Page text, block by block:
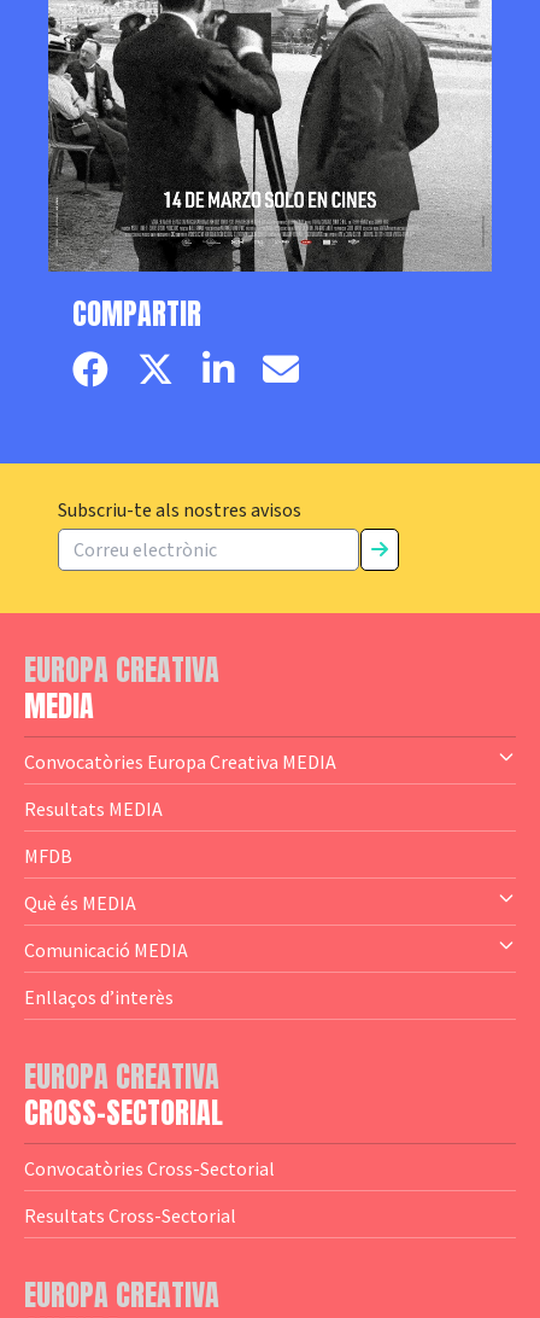
COMPARTIR
Facebook pageTwitter page
LinkedinEmail
Subscriu-te als nostres avisos
EUROPA CREATIVA
MEDIA
Convocatòries Europa Creativa MEDIA
— Content Cluster
— Business Cluster
— Audience Cluster
— Altres
Resultats MEDIA
MFDB
Què és MEDIA
— El subprograma MEDIA
— Agència Executiva
— Logotips
Comunicació MEDIA
— Estrenes a Catalunya
— Notícies
— Publicacions
— Guies MEDIA
— Altres Guies
— Presentacions
Enllaços d’interès
EUROPA CREATIVA
CROSS-SECTORIAL
Convocatòries Cross-Sectorial
Resultats Cross-Sectorial
EUROPA CREATIVA